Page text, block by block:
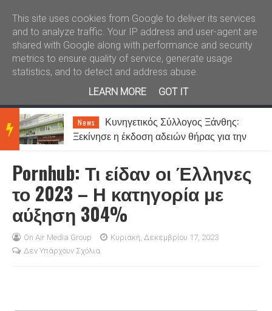
Καλώς ήλθατε Kral News
BRE
AKIN
NEW
News
Κυνηγετικός Σύλλογος Ξάνθης:
Ξεκίνησε η έκδοση αδειών θήρας για την
Pornhub: Τι είδαν οι Έλληνες
το 2023 – Η κατηγορία με
αύξηση 304%
On Air Media Group
Κυριακή, Δεκεμβρίου 17, 2023
Δεν Υπάρχουν Σχόλια
This site uses cookies from Google to deliver its services
and to analyze traffic. Your IP address and user-agent are
shared with Google along with performance and security
metrics to ensure quality of service, generate usage
statistics, and to detect and address abuse.
LEARN MORE
GOT IT